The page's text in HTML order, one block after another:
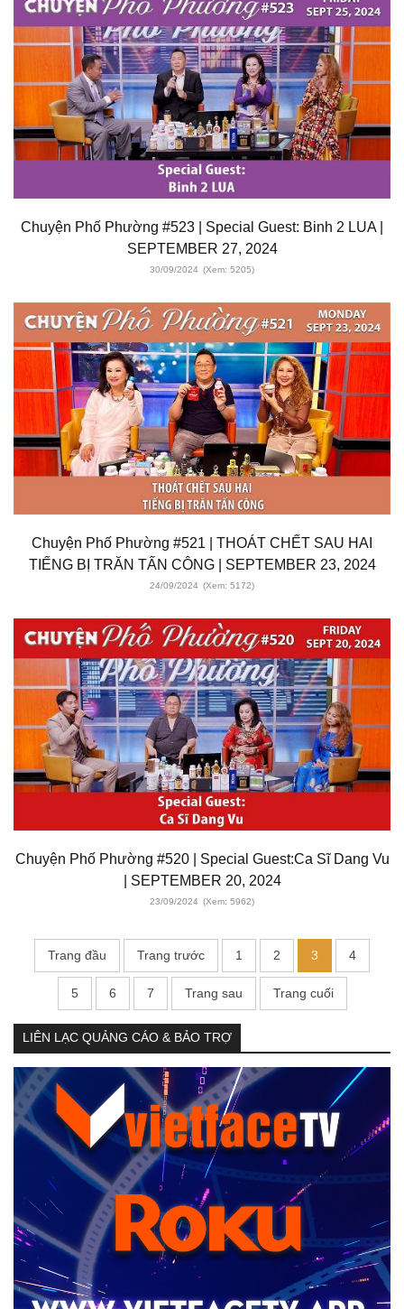
Chuyện Phố Phường #523 | Special Guest: Binh 2 LUA |
SEPTEMBER 27, 2024
30/09/2024 (Xem: 5205)
Chuyện Phố Phường #521 | THOÁT CHẾT SAU HAI
TIẾNG BỊ TRĂN TẤN CÔNG | SEPTEMBER 23, 2024
24/09/2024 (Xem: 5172)
Chuyện Phố Phường #520 | Special Guest:Ca Sĩ Dang Vu
| SEPTEMBER 20, 2024
23/09/2024 (Xem: 5962)
Trang đầu Trang trước 1 2 3 4
5 6 7 Trang sau Trang cuối
LIÊN LẠC QUẢNG CÁO & BẢO TRỢ